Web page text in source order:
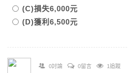
(C)損失6,000元
(D)獲利6,500元
0討論 0留言 1追蹤